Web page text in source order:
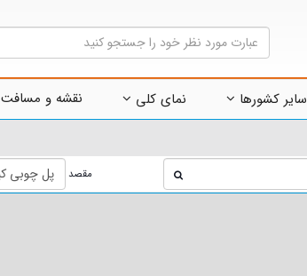
سایر کشورها نمای کلی نقشه و مسافت
مقصد